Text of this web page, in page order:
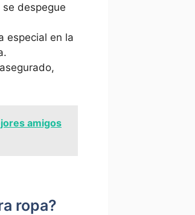
despegue
​especial en la
amigos
ropa?